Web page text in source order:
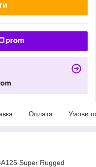
Оплата Умови
Super Rugged